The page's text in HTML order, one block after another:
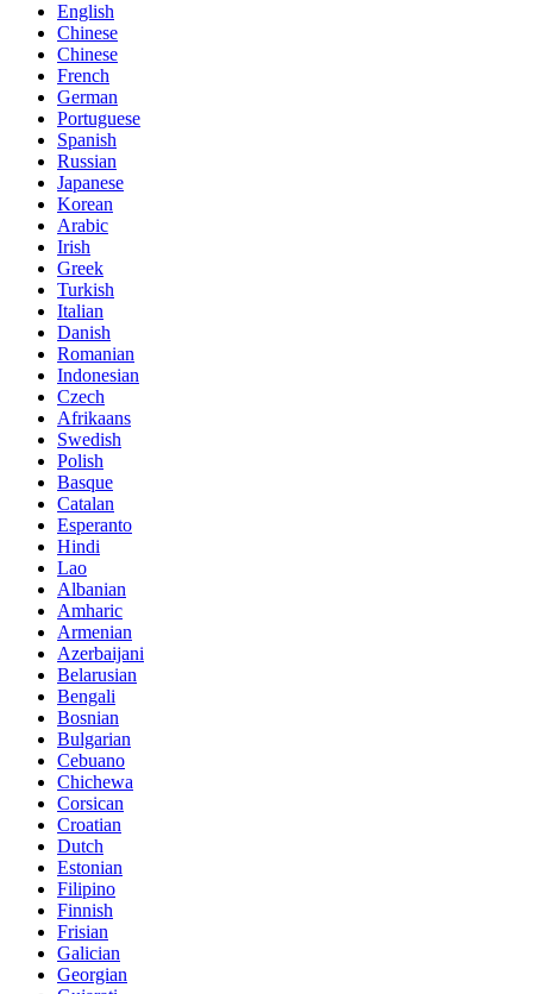
English
Chinese
Chinese
French
German
Portuguese
Spanish
Russian
Japanese
Korean
Arabic
Irish
Greek
Turkish
Italian
Danish
Romanian
Indonesian
Czech
Afrikaans
Swedish
Polish
Basque
Catalan
Esperanto
Hindi
Lao
Albanian
Amharic
Armenian
Azerbaijani
Belarusian
Bengali
Bosnian
Bulgarian
Cebuano
Chichewa
Corsican
Croatian
Dutch
Estonian
Filipino
Finnish
Frisian
Galician
Georgian